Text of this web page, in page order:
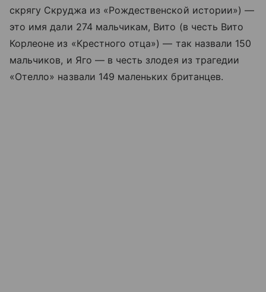
скрягу Скруджа из «Рождественской истории») —
это имя дали 274 мальчикам, Вито (в честь Вито
Корлеоне из «Крестного отца») — так назвали 150
мальчиков, и Яго — в честь злодея из трагедии
«Отелло» назвали 149 маленьких британцев.